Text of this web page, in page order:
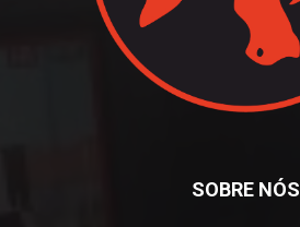
SOBRE NÓS